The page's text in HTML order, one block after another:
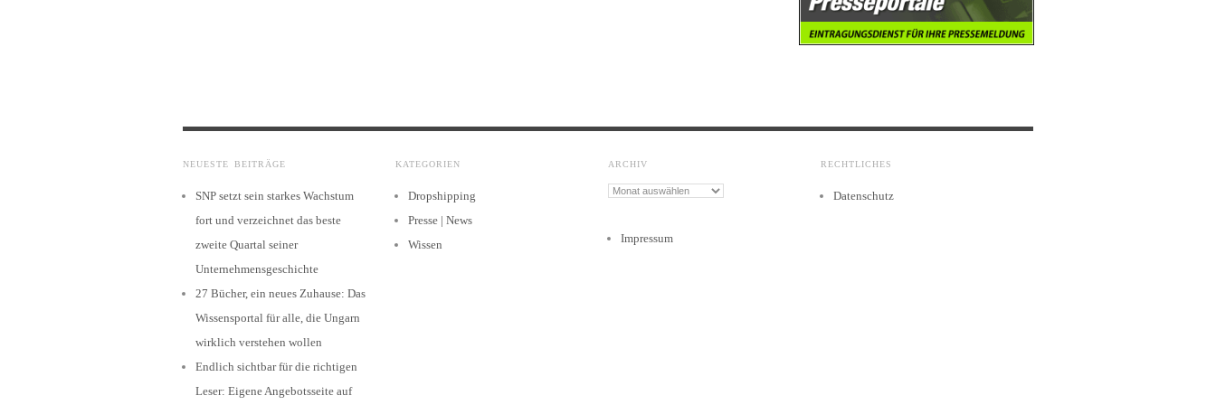
NEUESTE BEITRÄGE
SNP setzt sein starkes Wachstum
fort und verzeichnet das beste
zweite Quartal seiner
Unternehmensgeschichte
27 Bücher, ein neues Zuhause: Das
Wissensportal für alle, die Ungarn
wirklich verstehen wollen
Endlich sichtbar für die richtigen
Leser: Eigene Angebotsseite auf
KATEGORIEN
Dropshipping
Presse | News
Wissen
ARCHIV
Archiv
RECHTLICHES
Datenschutz
Impressum